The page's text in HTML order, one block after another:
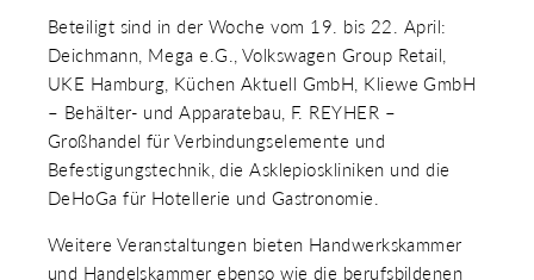
Beteiligt sind in der Woche vom 19. bis 22. April:
Deichmann, Mega e.G., Volkswagen Group Retail,
UKE Hamburg, Küchen Aktuell GmbH, Kliewe GmbH
– Behälter- und Apparatebau, F. REYHER –
Großhandel für Verbindungselemente und
Befestigungstechnik, die Asklepioskliniken und die
DeHoGa für Hotellerie und Gastronomie.
Weitere Veranstaltungen bieten Handwerkskammer
und Handelskammer ebenso wie die berufsbildenen